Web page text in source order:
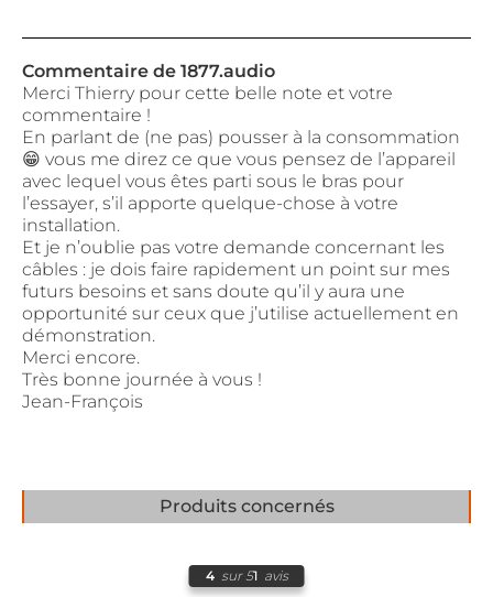
Commentaire de 1877.audio
Merci Thierry pour cette belle note et votre
commentaire !
En parlant de (ne pas) pousser à la consommation
😁 vous me direz ce que vous pensez de l’appareil
avec lequel vous êtes parti sous le bras pour
l’essayer, s’il apporte quelque-chose à votre
installation.
Et je n’oublie pas votre demande concernant les
câbles : je dois faire rapidement un point sur mes
futurs besoins et sans doute qu’il y aura une
opportunité sur ceux que j’utilise actuellement en
démonstration.
Merci encore.
Très bonne journée à vous !
Jean-François
Produits concernés
4 sur 51 avis